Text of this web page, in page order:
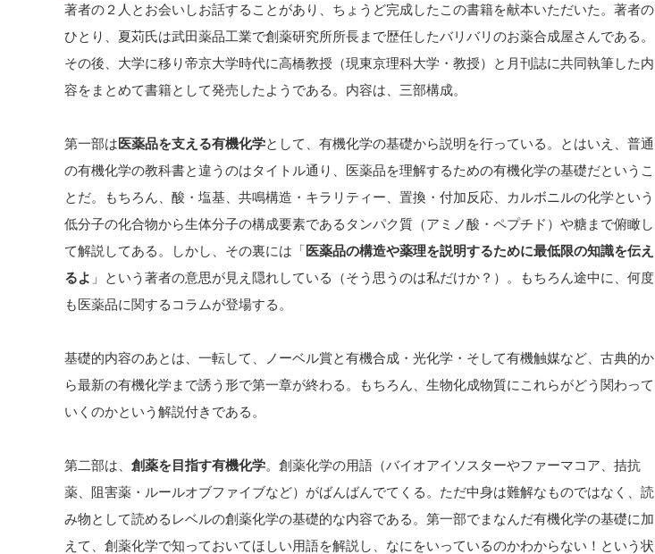
著者の２人とお会いしお話することがあり、ちょうど完成したこの書籍を献本いただいた。著者の
ひとり、夏苅氏は武田薬品工業で創薬研究所所長まで歴任したバリバリのお薬合成屋さんである。
その後、大学に移り帝京大学時代に高橋教授（現東京理科大学・教授）と月刊誌に共同執筆した内
容をまとめて書籍として発売したようである。内容は、三部構成。
第一部は医薬品を支える有機化学として、有機化学の基礎から説明を行っている。とはいえ、普通
の有機化学の教科書と違うのはタイトル通り、医薬品を理解するための有機化学の基礎だというこ
とだ。もちろん、酸・塩基、共鳴構造・キラリティー、置換・付加反応、カルボニルの化学という
低分子の化合物から生体分子の構成要素であるタンパク質（アミノ酸・ペプチド）や糖まで俯瞰し
て解説してある。しかし、その裏には「医薬品の構造や薬理を説明するために最低限の知識を伝え
るよ 」という著者の意思が見え隠れしている（そう思うのは私だけか？）。もちろん途中に、何度
も医薬品に関するコラムが登場する。
基礎的内容のあとは、一転して、ノーベル賞と有機合成・光化学・そして有機触媒など、古典的か
ら最新の有機化学まで誘う形で第一章が終わる。もちろん、生物化成物質にこれらがどう関わって
いくのかという解説付きである。
第二部は、 創薬を目指す有機化学。創薬化学の用語（バイオアイソスターやファーマコア、拮抗
薬、阻害薬・ルールオブファイブなど）がばんばんでてくる。ただ中身は難解なものではなく、読
み物として読めるレベルの創薬化学の基礎的な内容である。第一部でまなんだ有機化学の基礎に加
えて、創薬化学で知っておいてほしい用語を解説し、なにをいっているのかわからない！という状